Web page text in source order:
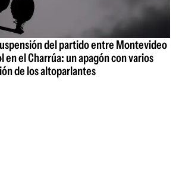
del partido entre Montevideo
en el Charrúa: un apagón con varios
de los altoparlantes